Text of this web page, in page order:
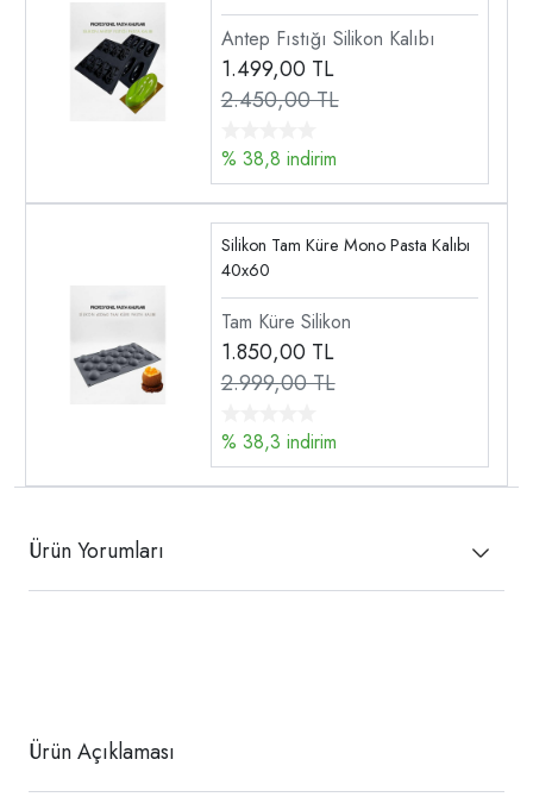
Antep Fıstığı Silikon Kalıbı
1.499,00 TL
2.450,00 TL
% 38,8 indirim
Silikon Tam Küre Mono Pasta Kalıbı
40x60
Tam Küre Silikon
1.850,00 TL
2.999,00 TL
% 38,3 indirim
Ürün Yorumları
Ürün Açıklaması